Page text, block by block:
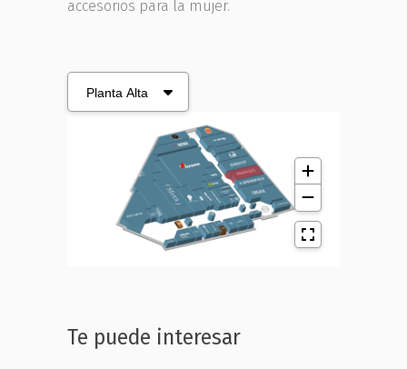
accesorios para la mujer.
Te puede interesar